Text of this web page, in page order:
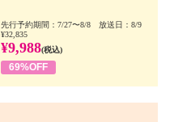
先行予約期間：7/27〜8/8 放送日：8/9
¥32,835
¥9,988(税込)
69%OFF